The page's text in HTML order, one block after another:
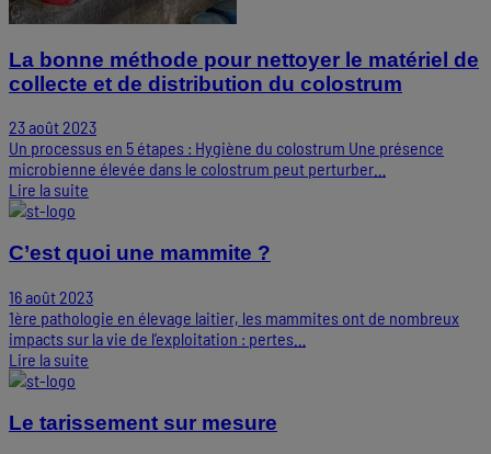
La bonne méthode pour nettoyer le matériel de
collecte et de distribution du colostrum
23 août 2023
Un processus en 5 étapes : Hygiène du colostrum Une présence
microbienne élevée dans le colostrum peut perturber…
Lire la suite
C’est quoi une mammite ?
16 août 2023
1ère pathologie en élevage laitier, les mammites ont de nombreux
impacts sur la vie de l’exploitation : pertes…
Lire la suite
Le tarissement sur mesure